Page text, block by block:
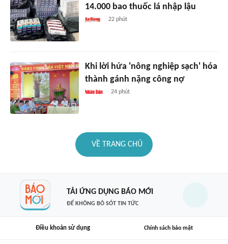
14.000 bao thuốc lá nhập lậu
22 phút
Khi lời hứa 'nông nghiệp sạch' hóa
thành gánh nặng công nợ
24 phút
VỀ TRANG CHỦ
TẢI ỨNG DỤNG BÁO MỚI
ĐỂ KHÔNG BỎ SÓT TIN TỨC
Điều khoản sử dụng Chính sách bảo mật